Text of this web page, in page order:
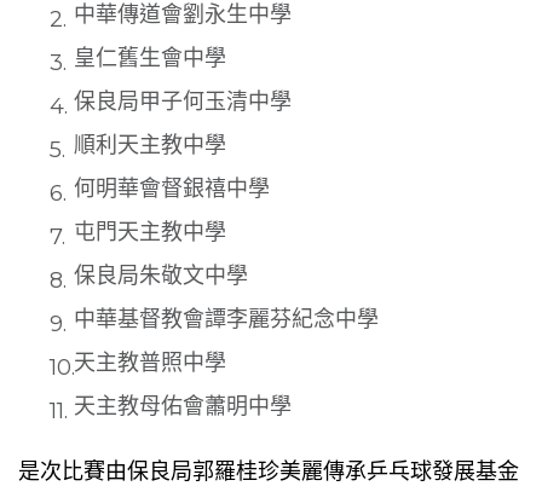
中華傳道會劉永生中學
皇仁舊生會中學
保良局甲子何玉清中學
順利天主教中學
何明華會督銀禧中學
屯門天主教中學
保良局朱敬文中學
中華基督教會譚李麗芬紀念中學
天主教普照中學
天主教母佑會蕭明中學
是次比賽由保良局郭羅桂珍美麗傳承乒乓球發展基金